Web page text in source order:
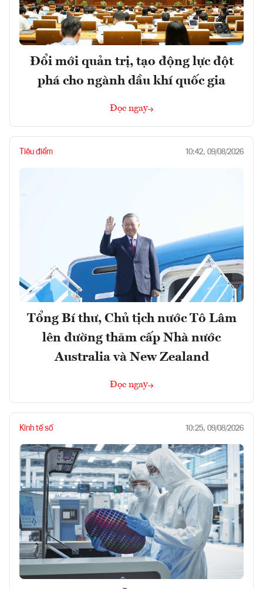
Đổi mới quản trị, tạo động lực đột
phá cho ngành dầu khí quốc gia
Đọc ngay
Tiêu điểm 10:42, 09/08/2026
Tổng Bí thư, Chủ tịch nước Tô Lâm
lên đường thăm cấp Nhà nước
Australia và New Zealand
Đọc ngay
Kinh tế số 10:25, 09/08/2026